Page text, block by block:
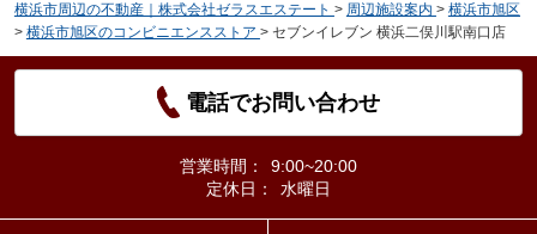
横浜市周辺の不動産｜株式会社ゼラスエステート > 周辺施設案内 > 横浜市旭区
> 横浜市旭区のコンビニエンスストア > セブンイレブン 横浜二俣川駅南口店
電話でお問い合わせ
営業時間：
9:00~20:00
定休日：
水曜日